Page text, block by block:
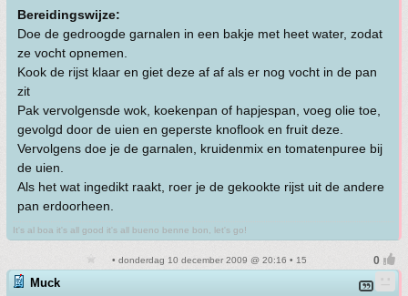
Bereidingswijze:
Doe de gedroogde garnalen in een bakje met heet water, zodat
ze vocht opnemen.
Kook de rijst klaar en giet deze af af als er nog vocht in de pan
zit
Pak vervolgensde wok, koekenpan of hapjespan, voeg olie toe,
gevolgd door de uien en geperste knoflook en fruit deze.
Vervolgens doe je de garnalen, kruidenmix en tomatenpuree bij
de uien.
Als het wat ingedikt raakt, roer je de gekookte rijst uit de andere
pan erdoorheen.
It's al boa it's all good it's all bueno benne bon, let's go!
• donderdag 10 december 2009 @ 20:16 • 15
Muck